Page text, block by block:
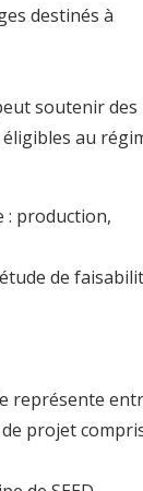
destinés à
soutenir des
au
: production,
de
représente
projet